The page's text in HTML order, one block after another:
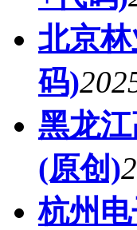
北京
码)
黑龙
(原创)
杭州